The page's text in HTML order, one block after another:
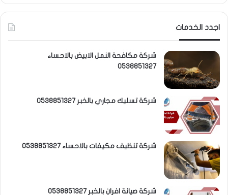
اجدد الخدمات
شركة مكافحة النمل الابيض بالاحساء
0538851327
شركة تسليك مجاري بالخبر 0538851327
شركة تنظيف مكيفات بالاحساء 0538851327
شركة صيانة افران بالخبر 0538851327